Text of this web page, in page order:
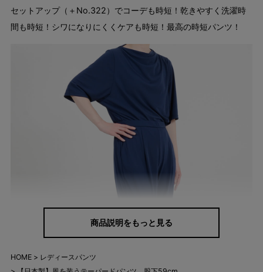
セットアップ（＋No.322）でコーデも時短！乾きやすく洗濯時
間も時短！シワになりにくくケアも時短！最高の時短パンツ！
商品説明をもっと見る
HOME
レディースパンツ